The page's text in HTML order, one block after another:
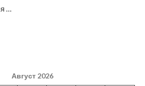
…
Август 2026